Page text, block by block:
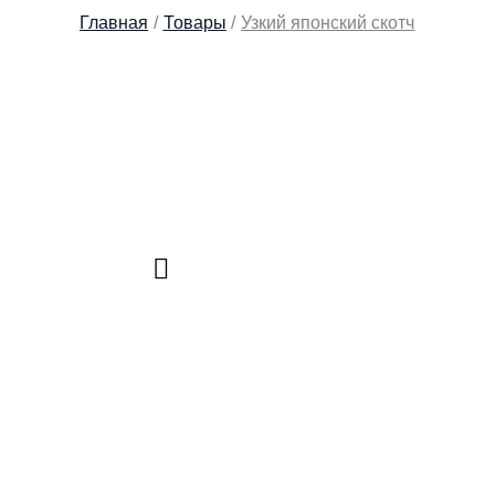
Главная Товары Узкий японский скотч